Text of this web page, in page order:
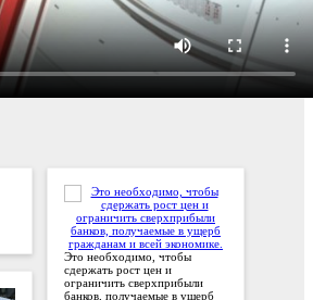
Это необходимо, чтобы
сдержать рост цен и
ограничить сверхприбыли
банков, получаемые в ущерб